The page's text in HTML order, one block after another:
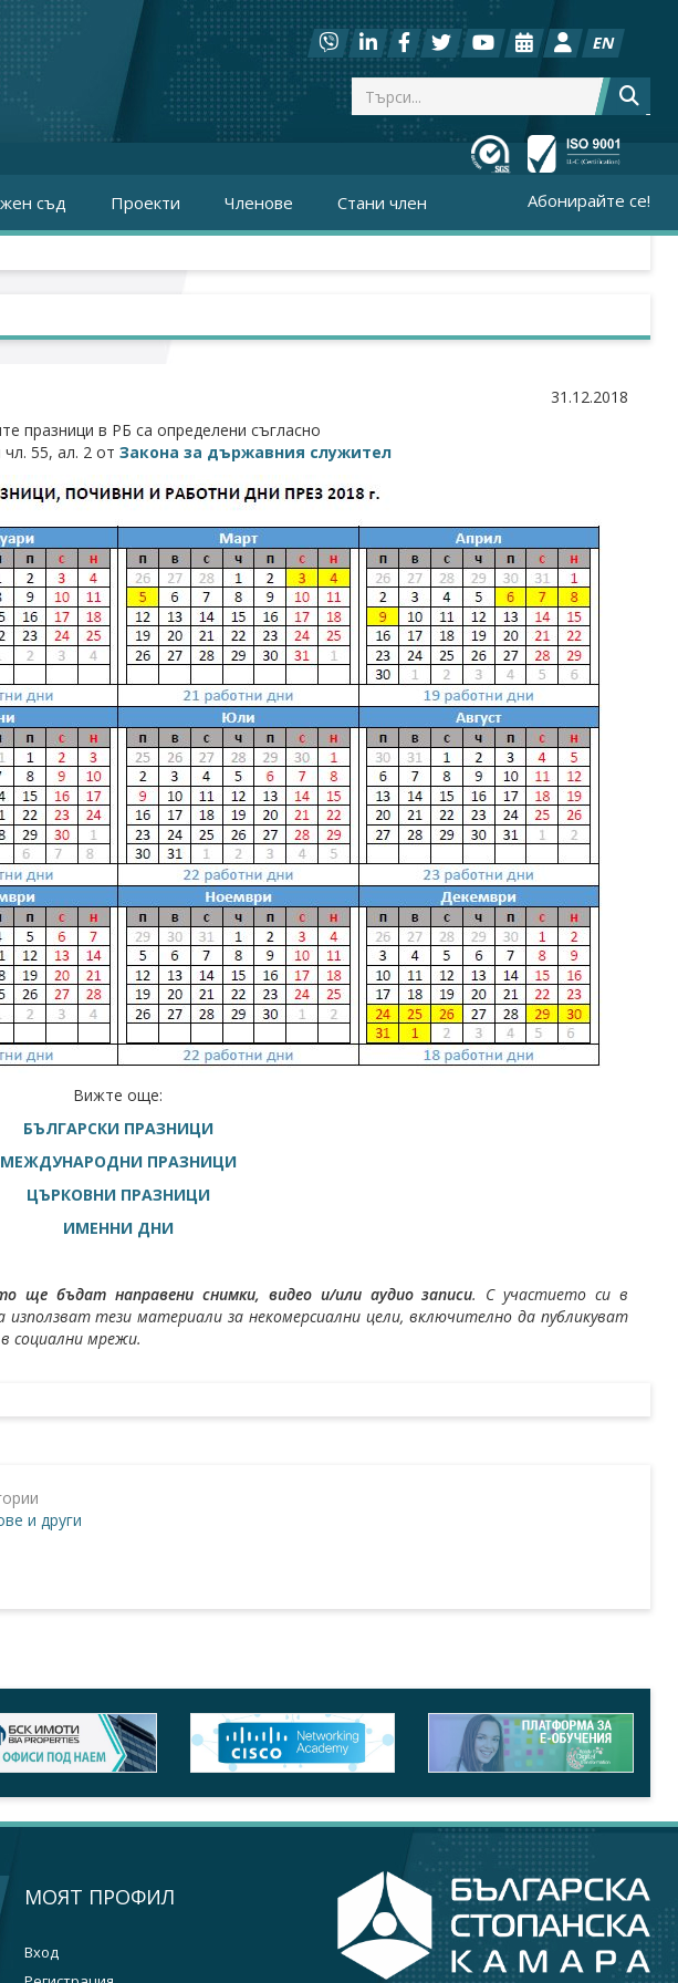
EN
съд Проекти Членове Стани член Абонирайте се!
31.12.2018
празници в РБ са определени съгласно
чл. 55, ал. 2 от Закона за държавния служител
Вижте още:
БЪЛГАРСКИ ПРАЗНИЦИ
МЕЖДУНАРОДНИ ПРАЗНИЦИ
ЦЪРКОВНИ ПРАЗНИЦИ
ИМЕННИ ДНИ
ще бъдат направени снимки, видео и/или аудио записи. С участието си в
тези материали за некомерсиални цели, включително да публикуват
социални мрежи.
и други
МОЯТ ПРОФИЛ
Вход